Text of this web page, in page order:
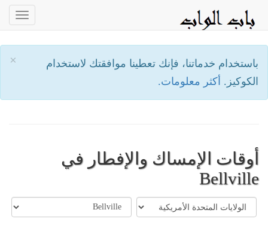
×
باستخدام خدماتنا، فإنك تعطينا موافقتك لاستخدام
الكوكيز. أكثر معلومات.
أوقات الإمساك والإفطار في
Bellville